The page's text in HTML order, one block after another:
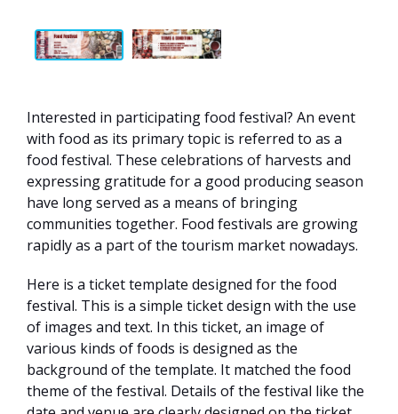
Interested in participating food festival? An event
with food as its primary topic is referred to as a
food festival. These celebrations of harvests and
expressing gratitude for a good producing season
have long served as a means of bringing
communities together. Food festivals are growing
rapidly as a part of the tourism market nowadays.
Here is a ticket template designed for the food
festival. This is a simple ticket design with the use
of images and text. In this ticket, an image of
various kinds of foods is designed as the
background of the template. It matched the food
theme of the festival. Details of the festival like the